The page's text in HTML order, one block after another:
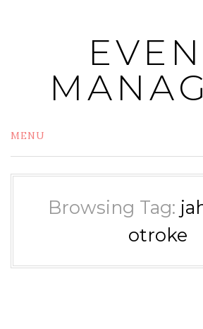
MENU
Browsing Tag:
otroke